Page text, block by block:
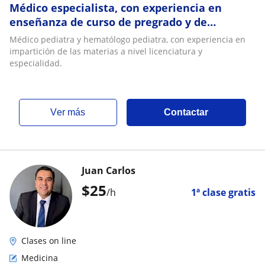
Médico especialista, con experiencia en
enseñanza de curso de pregrado y de
posgrado de la materia de pediatría
Médico pediatra y hematólogo pediatra, con experiencia en
impartición de las materias a nivel licenciatura y
especialidad.
ver más Contactar
$25/h 1ª clase gratis
Juan Carlos
Clases on line
Medicina